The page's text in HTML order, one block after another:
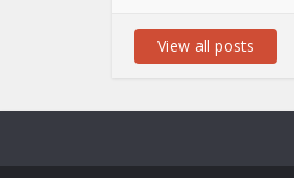
View all posts